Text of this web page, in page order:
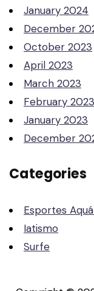
January 2024
December
October 2023
April 2023
March 2023
February 2023
January 2023
December
Categories
Esportes
Iatismo
Surfe